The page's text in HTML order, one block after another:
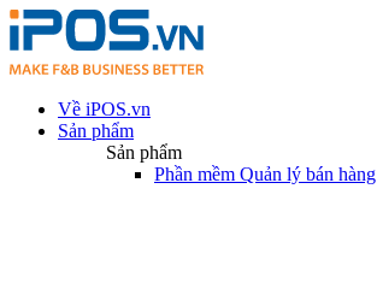
Về iPOS.vn
Sản phẩm
Sản phẩm
Phần mềm Quản lý bán hàng